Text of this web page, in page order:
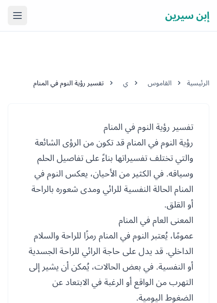
إبن سيرين فتح
الرئيسية القاموس ي تفسير رؤية النوم في المنام
تفسير رؤية النوم في المنام
رؤية النوم في المنام قد تكون من الرؤى الشائعة
والتي تختلف تفسيراتها بناءً على تفاصيل الحلم
وسياقه. في الكثير من الأحيان، يعكس النوم في
المنام الحالة النفسية للرائي ومدى شعوره بالراحة
أو القلق.
المعنى العام في المنام
عمومًا، يُعتبر النوم في المنام رمزًا للراحة والسلام
الداخلي. قد يدل على حاجة الرائي للراحة الجسدية
أو النفسية. في بعض الحالات، يُمكن أن يشير إلى
التهرب من الواقع أو الرغبة في الابتعاد عن
الضغوط اليومية.